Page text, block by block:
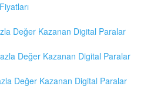
Değer Kazanan Digital Paralar
Değer Kazanan Digital Paralar
Değer Kazanan Digital Paralar